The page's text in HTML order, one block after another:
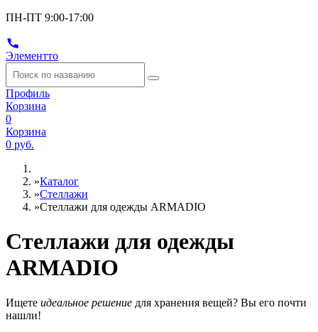
ПН-ПТ 9:00-17:00
Элементто
Профиль
Корзина
0
Корзина
0 руб.
»Каталог
»Стеллажи
»Cтеллажи для одежды ARMADIO
Cтеллажи для одежды
ARMADIO
Ищете идеальное решение для хранения вещей? Вы его почти
нашли!